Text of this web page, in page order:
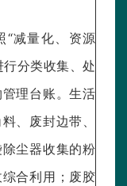
“减量化、资源
分类收集、处
理台账。生活
、废封边带、
尘器收集的粉
合利用；废胶